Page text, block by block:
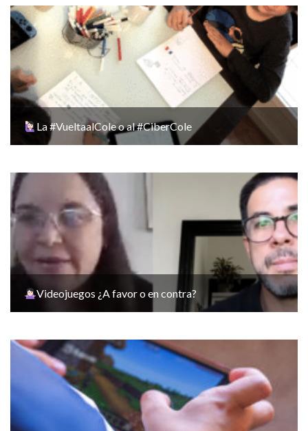
La #VueltaalCole o al #CiberCole
Videojuegos ¿A favor o en contra?